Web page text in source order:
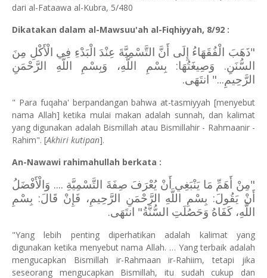
dari al-Fataawa al-Kubra, 5/480
Dikatakan dalam al-Mawsuu'ah al-Fiqhiyyah, 8/92 :
"ذَهَبَ الْفُقَهَاءُ إِلَى أَنَّ التَّسْمِيَّةَ عِنْدَ الْبَدْءِ فِي الْأَكْلِ مِنَ
السُّنَنِ. وَصِيغَتُهَا: بِسْمِ اللَّهِ، وَبِسْمِ اللَّهِ الرَّحْمَنِ
الرَّحِيمِ..." انتَهَى.
" Para fuqaha' berpandangan bahwa at-tasmiyyah [menyebut
nama Allah] ketika mulai makan adalah sunnah, dan kalimat
yang digunakan adalah Bismillah atau Bismillahir - Rahmaanir -
Rahim". [Akhiri kutipan].
An-Nawawi rahimahullah berkata :
"مِنْ أَهَمِّ مَا يَنْبَغِي أَنْ يُعْرَفَ صِفَةَ التَّسْمِيَّةِ .... وَالْأَفْضَلُ
أَنْ يَقُولَ: بِسْمِ اللَّهِ الرَّحْمَنِ الرَّحِيمِ، فَإِنْ قَالَ: بِسْمِ
اللَّهِ، كَفَاهُ وَحَصُلَتِ السُّنَّةُ" انتَهَى.
"Yang lebih penting diperhatikan adalah kalimat yang
digunakan ketika menyebut nama Allah. … Yang terbaik adalah
mengucapkan Bismillah ir-Rahmaan ir-Rahiim, tetapi jika
seseorang mengucapkan Bismillah, itu sudah cukup dan